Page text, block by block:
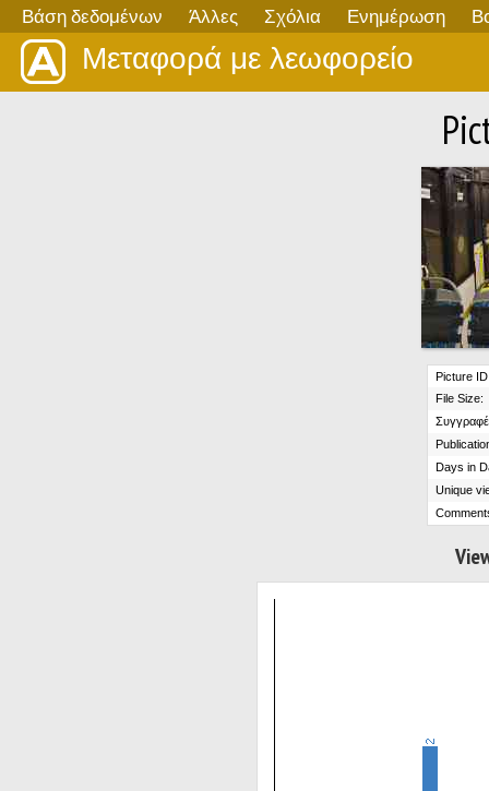
Βάση δεδομένων Άλλες Σχόλια Ενημέρωση
Μεταφορά με λεωφορείο
Picture
File Size:
Days in
Unique